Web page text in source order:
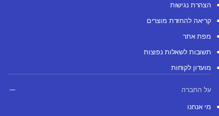
הצהרת נגישות
קריאה להחזרת מוצרים
מפת אתר
תשובות לשאלות נפוצות
מועדון לקוחות
על החברה
מי אנחנו